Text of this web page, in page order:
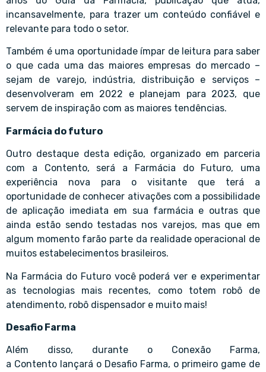
incansavelmente, para trazer um conteúdo confiável e
relevante para todo o setor.
Também é uma oportunidade ímpar de leitura para saber
o que cada uma das maiores empresas do mercado –
sejam de varejo, indústria, distribuição e serviços –
desenvolveram em 2022 e planejam para 2023, que
servem de inspiração com as maiores tendências.
Farmácia do futuro
Outro destaque desta edição, organizado em parceria
com a Contento, será a Farmácia do Futuro, uma
experiência nova para o visitante que terá a
oportunidade de conhecer ativações com a possibilidade
de aplicação imediata em sua farmácia e outras que
ainda estão sendo testadas nos varejos, mas que em
algum momento farão parte da realidade operacional de
muitos estabelecimentos brasileiros.
Na Farmácia do Futuro você poderá ver e experimentar
as tecnologias mais recentes, como totem robô de
atendimento, robô dispensador e muito mais!
Desafio Farma
Além disso, durante o Conexão Farma,
a Contento lançará o Desafio Farma, o primeiro game de